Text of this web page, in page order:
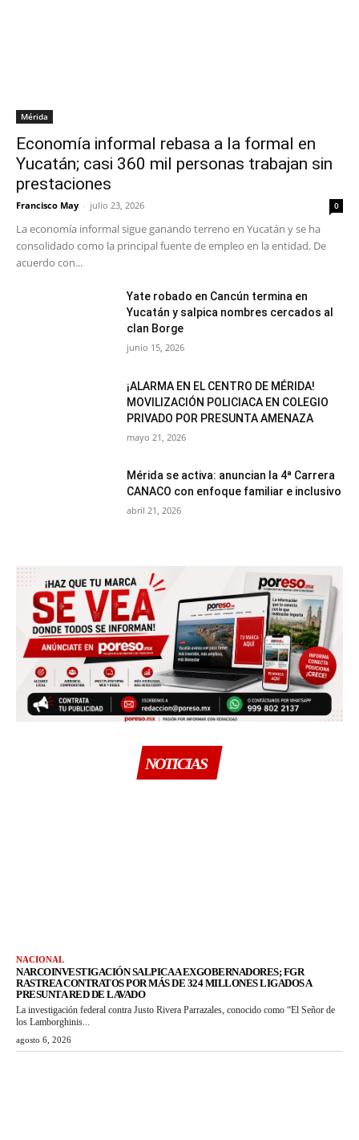
Mérida
Economía informal rebasa a la formal en
Yucatán; casi 360 mil personas trabajan sin
prestaciones
Francisco May - julio 23, 2026 0
La economía informal sigue ganando terreno en Yucatán y se ha
consolidado como la principal fuente de empleo en la entidad. De
acuerdo con...
Yate robado en Cancún termina en
Yucatán y salpica nombres cercados al
clan Borge
junio 15, 2026
¡ALARMA EN EL CENTRO DE MÉRIDA!
MOVILIZACIÓN POLICIACA EN COLEGIO
PRIVADO POR PRESUNTA AMENAZA
mayo 21, 2026
Mérida se activa: anuncian la 4ª Carrera
CANACO con enfoque familiar e inclusivo
abril 21, 2026
NOTICIAS
NACIONAL
NARCOINVESTIGACIÓN SALPICA A EXGOBERNADORES; FGR
RASTREA CONTRATOS POR MÁS DE 324 MILLONES LIGADOS A
PRESUNTA RED DE LAVADO
La investigación federal contra Justo Rivera Parrazales, conocido como “El Señor de
los Lamborghinis...
agosto 6, 2026